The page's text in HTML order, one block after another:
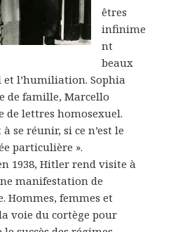
êtres
infinime
nt
beaux
l’humiliation. Sophia
de famille, Marcello
lettres homosexuel.
se réunir, si ce n’est le
particulière ».
1938, Hitler rend visite à
manifestation de
Hommes, femmes et
voie du cortège pour